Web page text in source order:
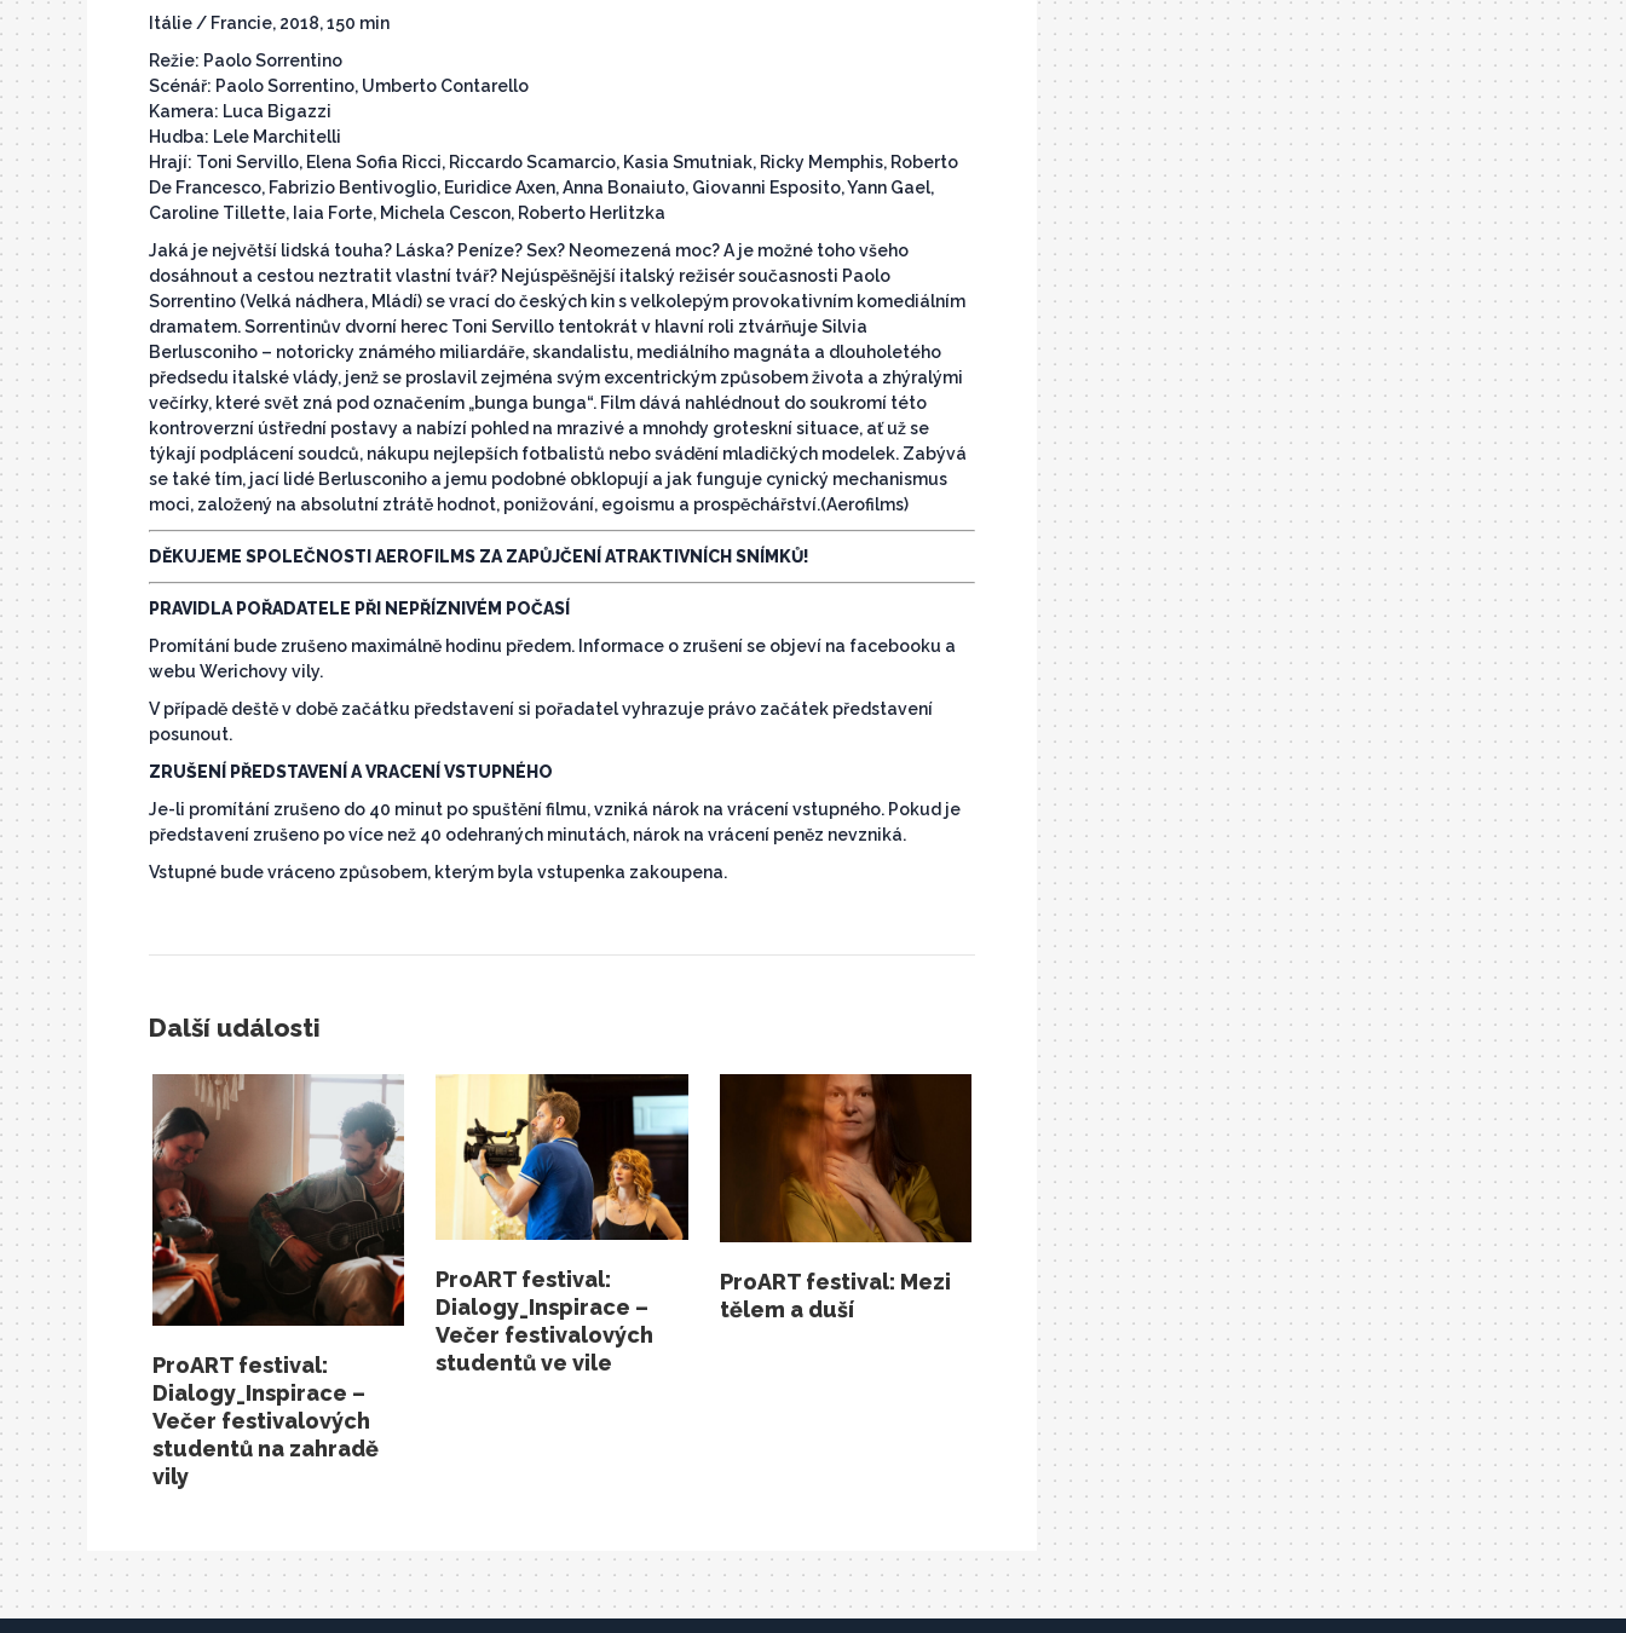
Itálie / Francie, 2018, 150 min
Režie: Paolo Sorrentino
Scénář: Paolo Sorrentino, Umberto Contarello
Kamera: Luca Bigazzi
Hudba: Lele Marchitelli
Hrají: Toni Servillo, Elena Sofia Ricci, Riccardo Scamarcio, Kasia Smutniak, Ricky Memphis, Roberto
De Francesco, Fabrizio Bentivoglio, Euridice Axen, Anna Bonaiuto, Giovanni Esposito, Yann Gael,
Caroline Tillette, Iaia Forte, Michela Cescon, Roberto Herlitzka
Jaká je největší lidská touha? Láska? Peníze? Sex? Neomezená moc? A je možné toho všeho
dosáhnout a cestou neztratit vlastní tvář? Nejúspěšnější italský režisér současnosti Paolo
Sorrentino (Velká nádhera, Mládí) se vrací do českých kin s velkolepým provokativním komediálním
dramatem. Sorrentinův dvorní herec Toni Servillo tentokrát v hlavní roli ztvárňuje Silvia
Berlusconiho – notoricky známého miliardáře, skandalistu, mediálního magnáta a dlouholetého
předsedu italské vlády, jenž se proslavil zejména svým excentrickým způsobem života a zhýralými
večírky, které svět zná pod označením „bunga bunga“. Film dává nahlédnout do soukromí této
kontroverzní ústřední postavy a nabízí pohled na mrazivé a mnohdy groteskní situace, ať už se
týkají podplácení soudců, nákupu nejlepších fotbalistů nebo svádění mladičkých modelek. Zabývá
se také tím, jací lidé Berlusconiho a jemu podobné obklopují a jak funguje cynický mechanismus
moci, založený na absolutní ztrátě hodnot, ponižování, egoismu a prospěchářství.(Aerofilms)
DĚKUJEME SPOLEČNOSTI AEROFILMS ZA ZAPŮJČENÍ ATRAKTIVNÍCH SNÍMKŮ!
PRAVIDLA POŘADATELE PŘI NEPŘÍZNIVÉM POČASÍ
Promítání bude zrušeno maximálně hodinu předem. Informace o zrušení se objeví na facebooku a
webu Werichovy vily.
V případě deště v době začátku představení si pořadatel vyhrazuje právo začátek představení
posunout.
ZRUŠENÍ PŘEDSTAVENÍ A VRACENÍ VSTUPNÉHO
Je-li promítání zrušeno do 40 minut po spuštění filmu, vzniká nárok na vrácení vstupného. Pokud je
představení zrušeno po více než 40 odehraných minutách, nárok na vrácení peněz nevzniká.
Vstupné bude vráceno způsobem, kterým byla vstupenka zakoupena.
Další události
ProART festival:
Dialogy_Inspirace –
Večer festivalových
studentů na zahradě
vily
ProART festival:
Dialogy_Inspirace –
Večer festivalových
studentů ve vile
ProART festival: Mezi
tělem a duší